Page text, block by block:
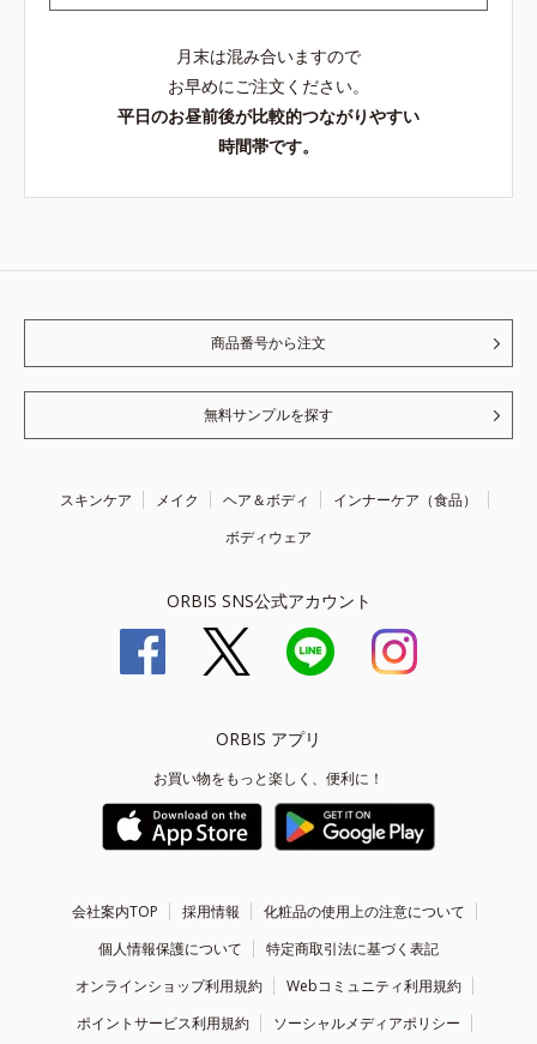
月末は混み合いますので
お早めにご注文ください。
平日のお昼前後が比較的つながりやすい
時間帯です。
商品番号から注文
無料サンプルを探す
スキンケア メイク ヘア＆ボディ
インナーケア（食品）
ボディウェア
ORBIS SNS公式アカウント
ORBIS アプリ
お買い物をもっと楽しく、便利に！
会社案内TOP 採用情報
化粧品の使用上の注意について
個人情報保護について
特定商取引法に基づく表記
オンラインショップ利用規約
Webコミュニティ利用規約
ポイントサービス利用規約
ソーシャルメディアポリシー